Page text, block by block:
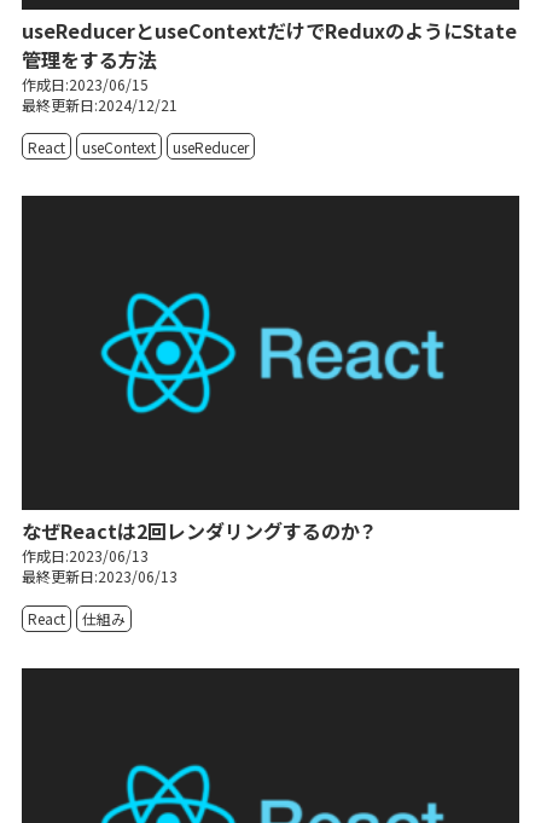
useReducerとuseContextだけでReduxのようにState
管理をする方法
作成日:2023/06/15
最終更新日:2024/12/21
React useContext useReducer
なぜReactは2回レンダリングするのか？
作成日:2023/06/13
最終更新日:2023/06/13
React 仕組み